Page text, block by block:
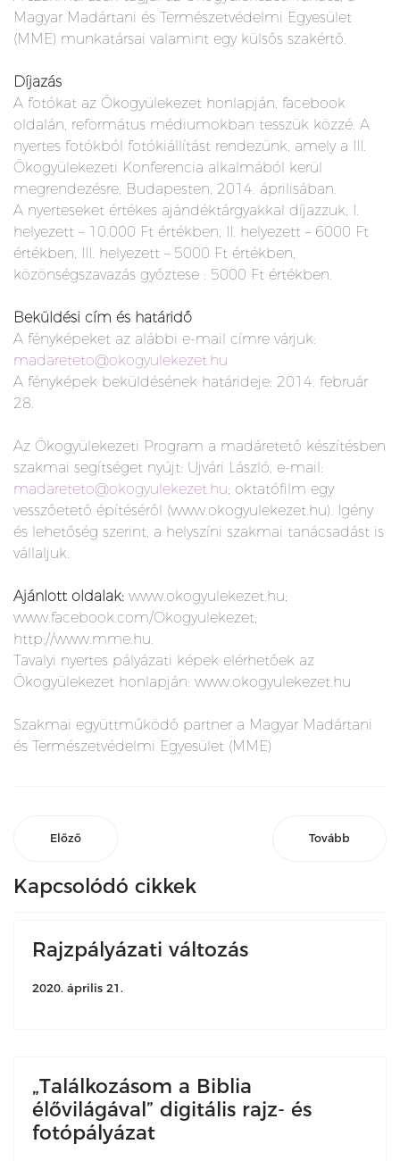
Magyar Madártani és Természetvédelmi Egyesület
(MME) munkatársai valamint egy külsős szakértő.
Díjazás
A fotókat az Ökogyülekezet honlapján, facebook
oldalán, református médiumokban tesszük közzé. A
nyertes fotókból fotókiállítást rendezünk, amely a III.
Ökogyülekezeti Konferencia alkalmából kerül
megrendezésre, Budapesten, 2014. áprilisában.
A nyerteseket értékes ajándéktárgyakkal díjazzuk, I.
helyezett – 10.000 Ft értékben, II. helyezett – 6000 Ft
értékben, III. helyezett – 5000 Ft értékben,
közönségszavazás győztese : 5000 Ft értékben.
Beküldési cím és határidő
A fényképeket az alábbi e-mail címre várjuk:
madareteto@okogyulekezet.hu
A fényképek beküldésének határideje: 2014. február
28.
Az Ökogyülekezeti Program a madáretető készítésben
szakmai segítséget nyújt: Ujvári László, e-mail:
madareteto@okogyulekezet.hu; oktatófilm egy
vesszőetető építéséről (www.okogyulekezet.hu). Igény
és lehetőség szerint, a helyszíni szakmai tanácsadást is
vállaljuk.
Ajánlott oldalak: www.okogyulekezet.hu;
www.facebook.com/Okogyulekezet;
http://www.mme.hu.
Tavalyi nyertes pályázati képek elérhetőek az
Ökogyülekezet honlapján: www.okogyulekezet.hu
Szakmai együttműködő partner a Magyar Madártani
és Természetvédelmi Egyesület (MME)
Előző Tovább
Kapcsolódó cikkek
Rajzpályázati változás
2020. április 21.
„Találkozásom a Biblia
élővilágával” digitális rajz- és
fotópályázat